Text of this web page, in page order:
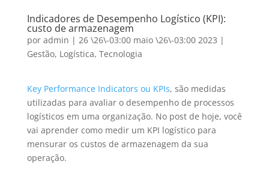
Indicadores de Desempenho Logístico (KPI):
custo de armazenagem
por admin | 26 \26\-03:00 maio \26\-03:00 2023 |
Gestão, Logística, Tecnologia
Key Performance Indicators ou KPIs, são medidas
utilizadas para avaliar o desempenho de processos
logísticos em uma organização. No post de hoje, você
vai aprender como medir um KPI logístico para
mensurar os custos de armazenagem da sua
operação.